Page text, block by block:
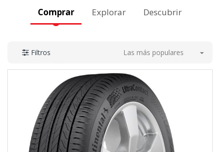
Comprar Explorar Descubrir
Filtros Las más populares